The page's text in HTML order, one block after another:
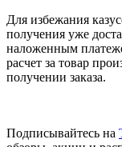
Для избежания
получения уже
наложенным
расчет за товар
получении заказа.
Подписывайтесь на